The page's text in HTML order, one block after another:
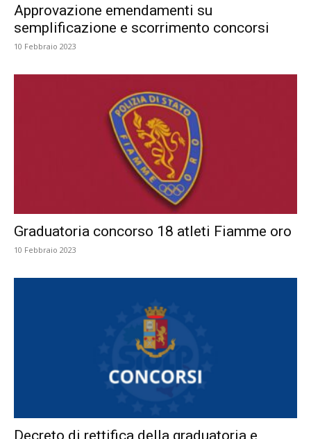
Approvazione emendamenti su
semplificazione e scorrimento concorsi
10 Febbraio 2023
Graduatoria concorso 18 atleti Fiamme oro
10 Febbraio 2023
Decreto di rettifica della graduatoria e